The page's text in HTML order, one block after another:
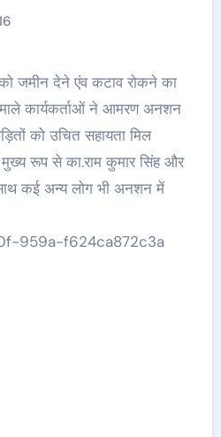
कार्यकर्ताओं ने आमरण अनशन
को उचित सहायता मिल
रूप से का.राम कुमार सिंह और
कई अन्य लोग भी अनशन में